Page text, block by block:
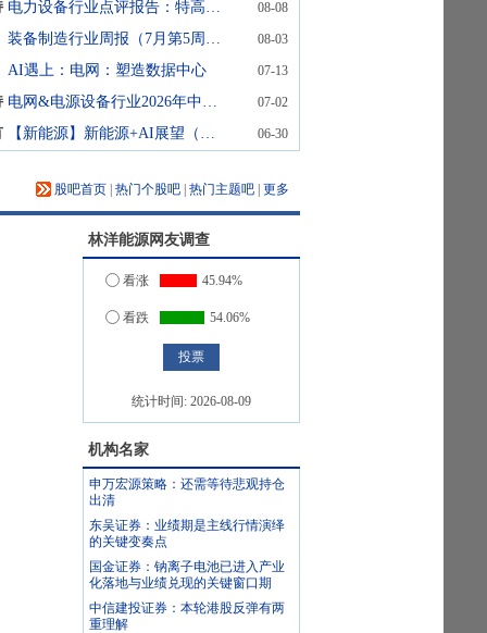
电力设备行业点评报告：特高压景气度再攀高峰，输变电设备有望好转 08-08
装备制造行业周报（7月第5周）：磷酸铁锂出口量价齐升 08-03
AI遇上：电网：塑造数据中心 07-13
电网&电源设备行业2026年中期投资策略：内外景气三维共振，电网出海与算力配电双轮启航 07-02
【新能源】新能源+AI展望（第9期）：钠电驱动储能产业重构 06-30
股吧首页 热门个股吧 热门主题吧 更多
林洋能源网友调查
看涨 45.94%
看跌 54.06%
统计时间: 2026-08-09
机构名家
申万宏源策略：还需等待悲观持仓
出清
东吴证券：业绩期是主线行情演绎
的关键变奏点
国金证券：钠离子电池已进入产业
化落地与业绩兑现的关键窗口期
中信建投证券：本轮港股反弹有两
重理解